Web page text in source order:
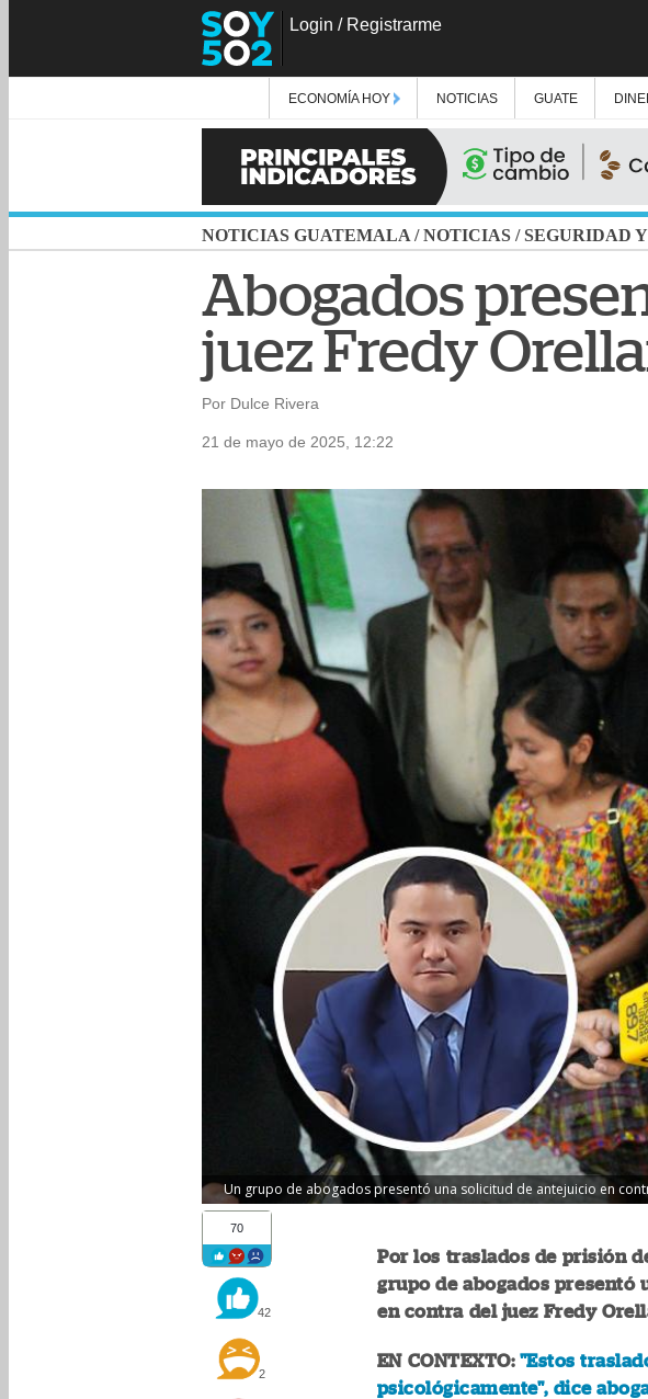
Login / Registrarme
ECONOMÍA HOY NOTICIAS GUATE
NOTICIAS GUATEMALA /NOTICIAS /SEGURIDAD
Abogados
juez Fredy
Por Dulce Rivera
21 de mayo de 2025, 12:22
Un grupo de abogados presentó una solicitud de antejuicio en
70
42
2
Por los traslados de prisión
grupo de abogados
en contra del juez Fredy
EN CONTEXTO: "Estos
psicológicamente", dice